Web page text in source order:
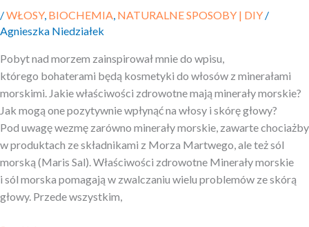
/WŁOSY, BIOCHEMIA, NATURALNE SPOSOBY | DIY /
Agnieszka Niedziałek
Pobyt nad morzem zainspirował mnie do wpisu,
którego bohaterami będą kosmetyki do włosów z minerałami
morskimi. Jakie właściwości zdrowotne mają minerały morskie?
Jak mogą one pozytywnie wpłynąć na włosy i skórę głowy?
Pod uwagę wezmę zarówno minerały morskie, zawarte chociażby
w produktach ze składnikami z Morza Martwego, ale też sól
morską (Maris Sal). Właściwości zdrowotne Minerały morskie
i sól morska pomagają w zwalczaniu wielu problemów ze skórą
głowy. Przede wszystkim,